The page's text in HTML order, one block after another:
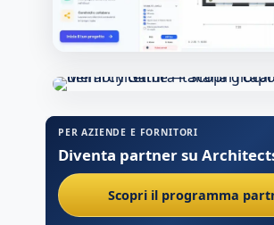
PER AZIENDE E FORNITORI
Diventa partner su
Scopri il programma